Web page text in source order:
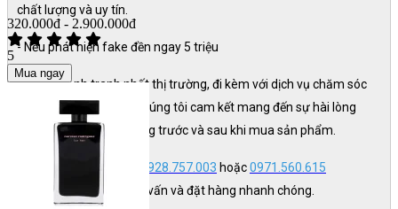
chất lượng và uy tín.
- Nếu phát hiện fake đền ngay 5 triệu
- Giá cả cạnh tranh nhất thị trường, đi kèm với dịch vụ chăm sóc
khách hàng tận tâm. Chúng tôi cam kết mang đến sự hài lòng
tuyệt đối cho khách hàng trước và sau khi mua sản phẩm.
- Liên hệ ngay Hotline: 0928.757.003 hoặc0971.560.615
(Zalo/SMS) để được tư vấn và đặt hàng nhanh chóng.
320.000đ - 2.900.000đ
5
Mua ngay